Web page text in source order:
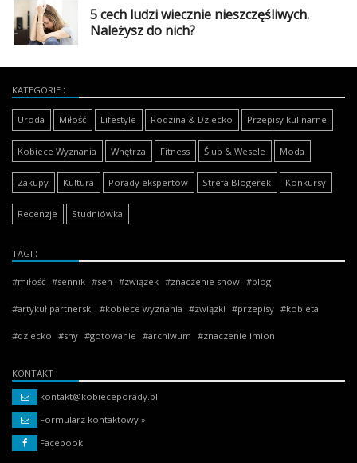
5 cech ludzi wiecznie nieszczęśliwych.
Należysz do nich?
KATEGORIE
Uroda Miłość Lifestyle Rodzina & Dziecko Przepisy kulinarne
Kobiece Wyznania Wnętrza Fitness Ślub & Wesele Moda
Zakupy Kultura Porady ekspertów Strefa Blogerek Konkursy
Recenzje Studniówka
TAGI
miłość sennik sen związek znaczenie snów blog
artykuł partnerski kobiece wyznania związki przepisy kobieta
dziecko sny gotowanie archiwum znaczenie imion
KONTAKT
kontakt@kobieceporady.pl
Formularz kontaktowy »
Facebook